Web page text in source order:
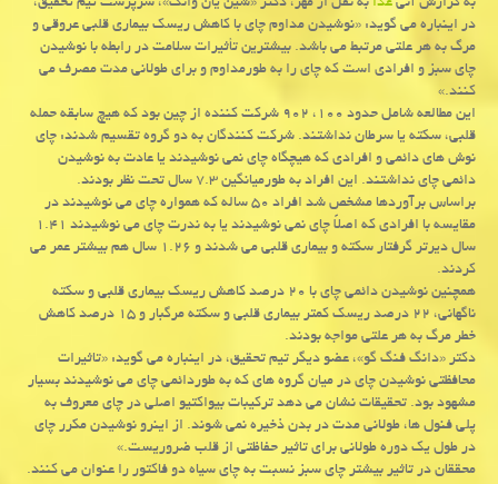
به گزارش آنیغذابه نقل از مهر، دكتر «شین یان وانگ»، سرپرست تیم تحقیق،
در اینباره می گوید: «نوشیدن مداوم چای با كاهش ریسك بیماری قلبی عروقی و
مرگ به هر علتی مرتبط می باشد. بیشترین تأثیرات سلامت در رابطه با نوشیدن
چای سبز و افرادی است كه چای را به طورمداوم و برای طولانی مدت مصرف می
كنند.»
این مطالعه شامل حدود ۱۰۰، ۹۰۲ شركت كننده از چین بود كه هیچ سابقه حمله
قلبی، سكته یا سرطان نداشتند. شركت كنندگان به دو گروه تقسیم شدند: چای
نوش های دائمی و افرادی كه هیچگاه چای نمی نوشیدند یا عادت به نوشیدن
دائمی چای نداشتند. این افراد به طورمیانگین ۷.۳ سال تحت نظر بودند.
براساس برآوردها مشخص شد افراد ۵۰ ساله كه همواره چای می نوشیدند در
مقایسه با افرادی كه اصلاً چای نمی نوشیدند یا به ندرت چای می نوشیدند ۱.۴۱
سال دیرتر گرفتار سكته و بیماری قلبی می شدند و ۱.۲۶ سال هم بیشتر عمر می
كردند.
همچنین نوشیدن دائمی چای با ۲۰ درصد كاهش ریسك بیماری قلبی و سكته
ناگهانی، ۲۲ درصد ریسك كمتر بیماری قلبی و سكته مرگبار و ۱۵ درصد كاهش
خطر مرگ به هر علتی مواجه بودند.
دكتر «دانگ فنگ گو»، عضو دیگر تیم تحقیق، در اینباره می گوید: «تاثیرات
محافظتی نوشیدن چای در میان گروه های كه به طوردائمی چای می نوشیدند بسیار
مشهود بود. تحقیقات نشان می دهد تركیبات بیواكتیو اصلی در چای معروف به
پلی فنول ها، طولانی مدت در بدن ذخیره نمی شوند. از اینرو نوشیدن مكرر چای
در طول یك دوره طولانی برای تاثیر حفاظتی از قلب ضروریست.»
محققان در تاثیر بیشتر چای سبز نسبت به چای سیاه دو فاكتور را عنوان می كنند.